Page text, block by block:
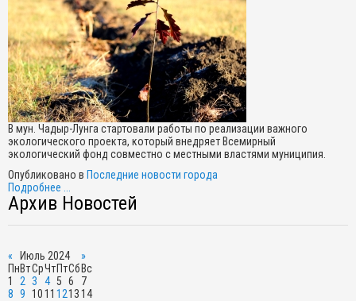
В мун. Чадыр-Лунга стартовали работы по реализации важного
экологического проекта, который внедряет Всемирный
экологический фонд совместно с местными властями муниципия.
Опубликовано в Последние новости города
Подробнее ...
Архив Новостей
« Июль 2024
»
ПнВтСрЧтПтСбВс
1
2 3 4 5 6
7
8 9 1011 121314